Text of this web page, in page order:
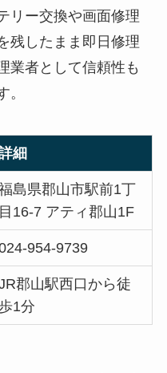
リー交換や画面修理
残したまま即日修理
業者として信頼性も
。
細
島県郡山市駅前1丁
目16-7 アティ郡山1F
954-9739
郡山駅西口から徒
1分